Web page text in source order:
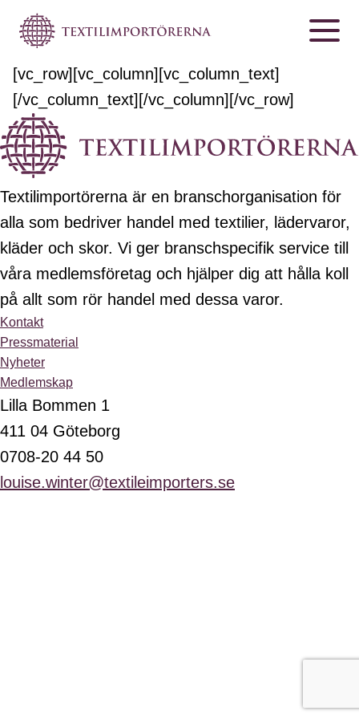
[vc_row][vc_column][vc_column_text]
[/vc_column_text][/vc_column][/vc_row]
Textilimportörerna är en branschorganisation för
alla som bedriver handel med textilier, lädervaror,
kläder och skor. Vi ger branschspecifik service till
våra medlemsföretag och hjälper dig att hålla koll
på allt som rör handel med dessa varor.
Kontakt
Pressmaterial
Nyheter
Medlemskap
Lilla Bommen 1
411 04 Göteborg
0708-20 44 50
louise.winter@textileimporters.se